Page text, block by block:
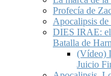
Profecía de
Apocalipsis
DIES IRAE:
Batalla de
(Vídeo)
Juicio